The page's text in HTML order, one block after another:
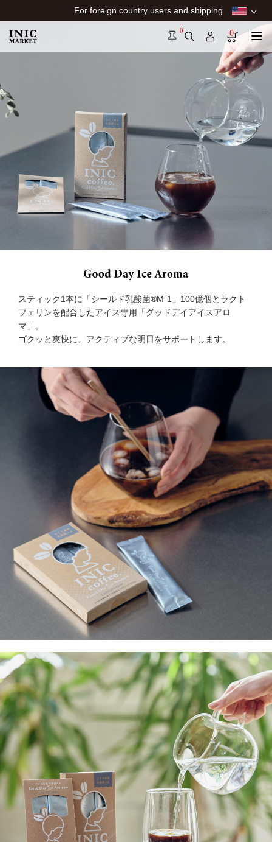
For foreign country users and shipping
0 0
スティック1本に「シールド乳酸菌®M-1」100億個とラクト
フェリンを配合したアイス専用「グッドデイアイスアロ
マ」。
ゴクッと爽快に、アクティブな明日をサポートします。